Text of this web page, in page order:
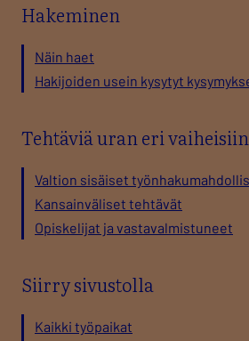
Hakeminen
Näin haet
Hakijoiden usein kysytyt
Tehtäviä uran eri vaiheisiin
Valtion sisäiset
Kansainväliset tehtävät
Opiskelijat ja vastavalmistuneet
Siirry sivustolla
Kaikki työpaikat